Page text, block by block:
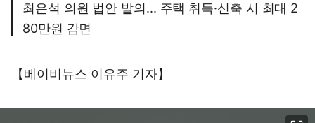
최은석 의원 법안 발의... 주택 취득·신축 시 최대 2
80만원 감면
【베이비뉴스 이유주 기자】